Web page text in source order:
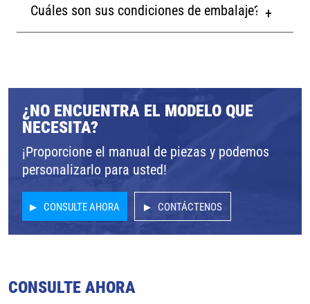
Cuáles son sus condiciones de embalaje?
¿NO ENCUENTRA EL MODELO QUE
NECESITA?
¡Proporcione el manual de piezas y podemos
personalizarlo para usted!
CONSULTE AHORA CONTÁCTENOS
CONSULTE AHORA